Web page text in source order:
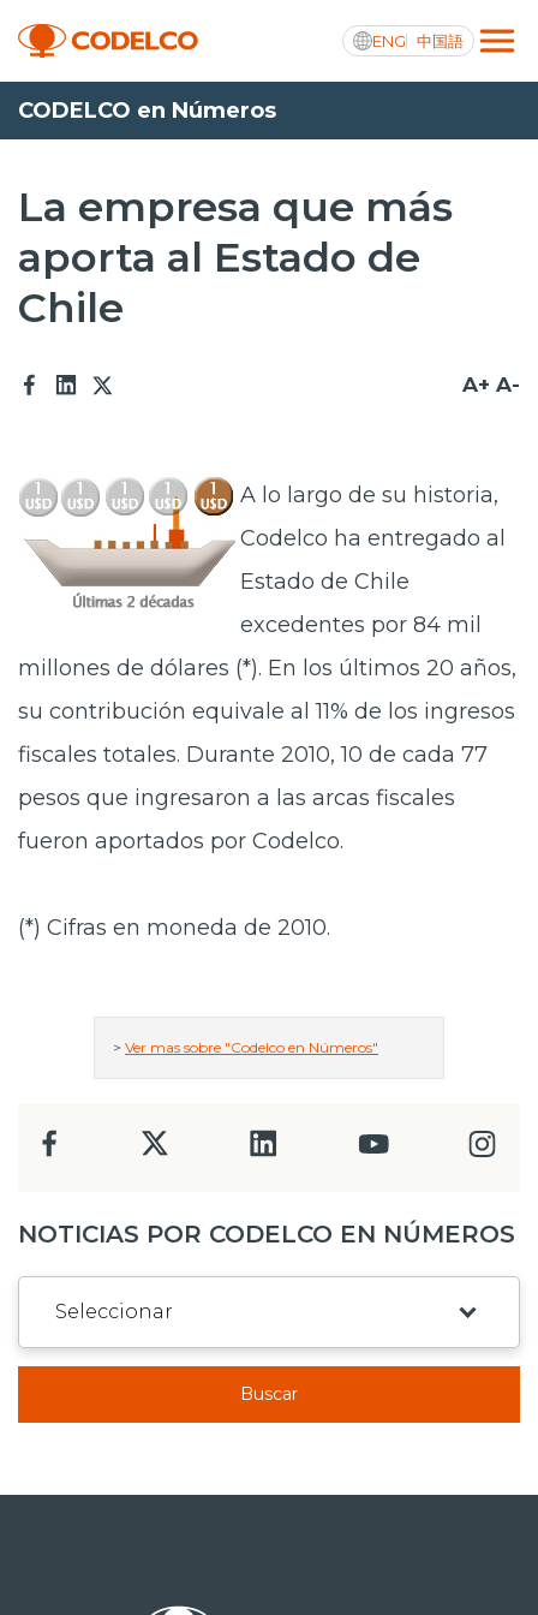
ENG 中国語
Transparencia activa
Nosotros
Operaciones
Inversionistas
Prensa
Trabaja en Codelco
Transparencia activa
Canales de denuncia
CODELCO en Números
La empresa que más
aporta al Estado de
Chile
A+ A-
A lo largo de su historia,
Codelco ha entregado al
Estado de Chile
excedentes por 84 mil
millones de dólares (*). En los últimos 20 años,
su contribución equivale al 11% de los ingresos
fiscales totales. Durante 2010, 10 de cada 77
pesos que ingresaron a las arcas fiscales
fueron aportados por Codelco.
(*) Cifras en moneda de 2010.
> Ver mas sobre "Codelco en Números"
NOTICIAS POR CODELCO EN NÚMEROS
Buscar